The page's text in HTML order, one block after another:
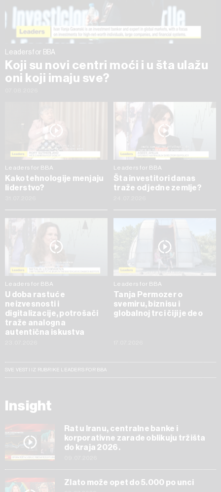
trenutku opozvati bez negativnih posledica.
Leaders for BBA
Koji su novi centri moći i u šta ulažu
oni koji imaju sve?
Leaders for BBA
Kako tehnologije menjaju
liderstvo?
Leaders for BBA
Šta investitori danas
traže od jedne zemlje?
Leaders for BBA
U doba rastuće
neizvesnosti i
digitalizacije, potrošači
traže analogna
autentična iskustva
Leaders for BBA
Tanja Permozer o
svemiru, biznisu i
globalnoj trci čiji je deo
SVE VESTI IZ RUBRIKE LEADERS FOR BBA
Insight
Rat u Iranu, centralne banke i
korporativne zarade oblikuju tržišta
do kraja 2026.
Zlato može opet do 5.000 po unci